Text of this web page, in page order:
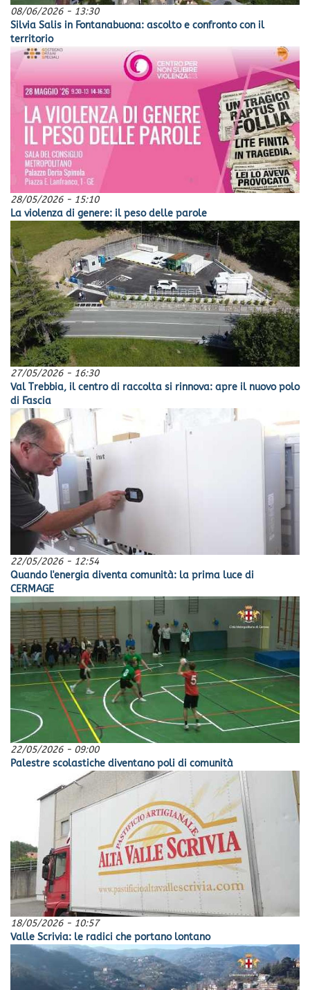
08/06/2026 - 13:30
Silvia Salis in Fontanabuona: ascolto e confronto con il
territorio
28/05/2026 - 15:10
La violenza di genere: il peso delle parole
27/05/2026 - 16:30
Val Trebbia, il centro di raccolta si rinnova: apre il nuovo polo
di Fascia
22/05/2026 - 12:54
Quando l'energia diventa comunità: la prima luce di
CERMAGE
22/05/2026 - 09:00
Palestre scolastiche diventano poli di comunità
18/05/2026 - 10:57
Valle Scrivia: le radici che portano lontano